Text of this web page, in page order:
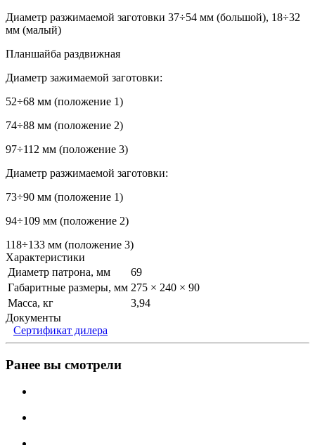
Диаметр разжимаемой заготовки 37÷54 мм (большой), 18÷32
мм (малый)
Планшайба раздвижная
Диаметр зажимаемой заготовки:
52÷68 мм (положение 1)
74÷88 мм (положение 2)
97÷112 мм (положение 3)
Диаметр разжимаемой заготовки:
73÷90 мм (положение 1)
94÷109 мм (положение 2)
118÷133 мм (положение 3)
Характеристики
Диаметр патрона, мм
69
Габаритные размеры, мм 275 × 240 × 90
Масса, кг
3,94
Документы
Сертификат дилера
Ранее вы смотрели